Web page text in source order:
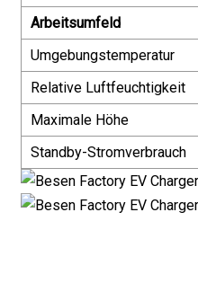
Arbeitsumfeld
Umgebungstemperatur
Relative Luftfeuchtigkeit
Maximale Höhe
Standby-Stromverbrauch